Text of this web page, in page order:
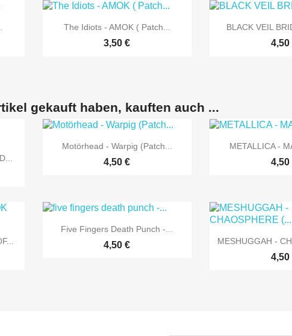
 Vorschau
The Idiots - AMOK ( Patch...
3,50 €

BLACK VEIL
4,50
gekauft haben, kauften auch ...
 Vorschau
Motörhead - Warpig (Patch...
4,50 €

METALLICA -
4,50
 Vorschau
Five Fingers Death Punch -...
4,50 € 
MESHUGGAH -
4,50